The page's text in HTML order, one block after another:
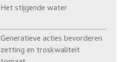
Het stijgende water
Generatieve acties bevorderen
zetting en troskwaliteit